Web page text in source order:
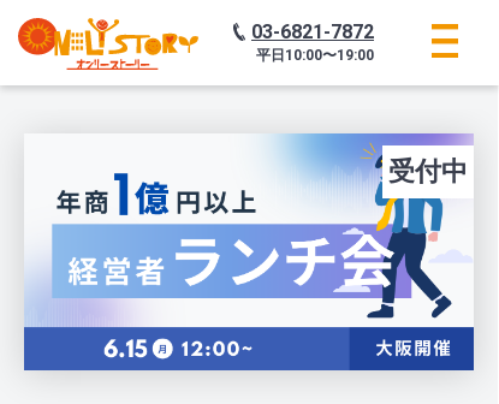
03-6821-7872
平日 10:00〜19:00
受付中